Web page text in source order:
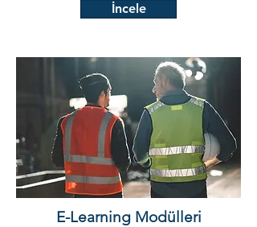
İncele
E-Learning Modülleri